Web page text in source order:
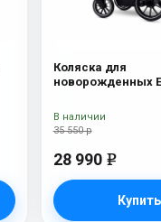
Коляска для
новорожденных
35 550 р
28 990 e
Купить
В наличии